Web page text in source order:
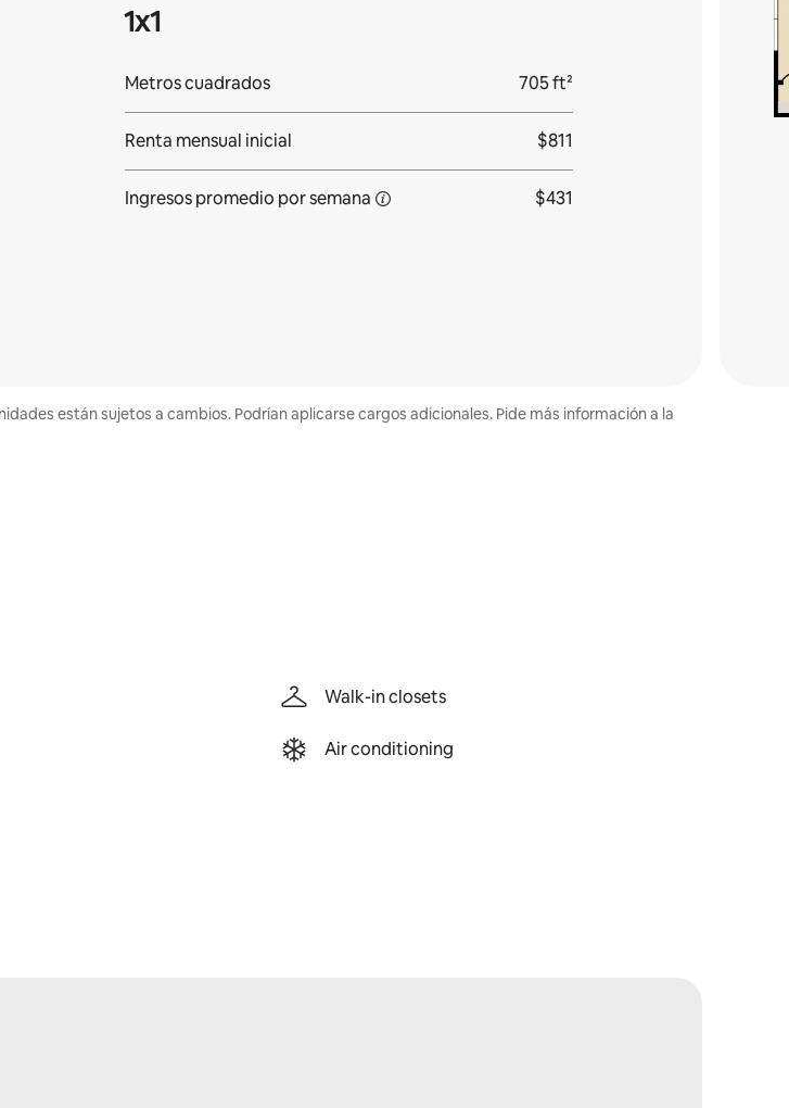
1x1
Metros cuadrados 705 ft²
Renta mensual inicial $811
Ingresos promedio porsemana $431
están sujetos a cambios. Podrían aplicarse cargos adicionales. Pide más información a la
Walk-in closets
Air conditioning